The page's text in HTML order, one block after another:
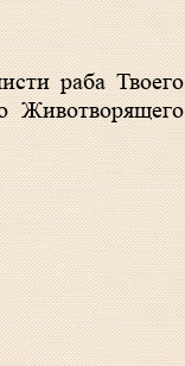
Животворящего